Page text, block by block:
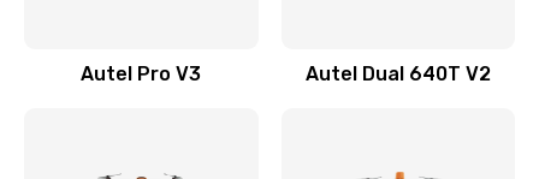
Autel Pro V3 Autel Dual 640T V2